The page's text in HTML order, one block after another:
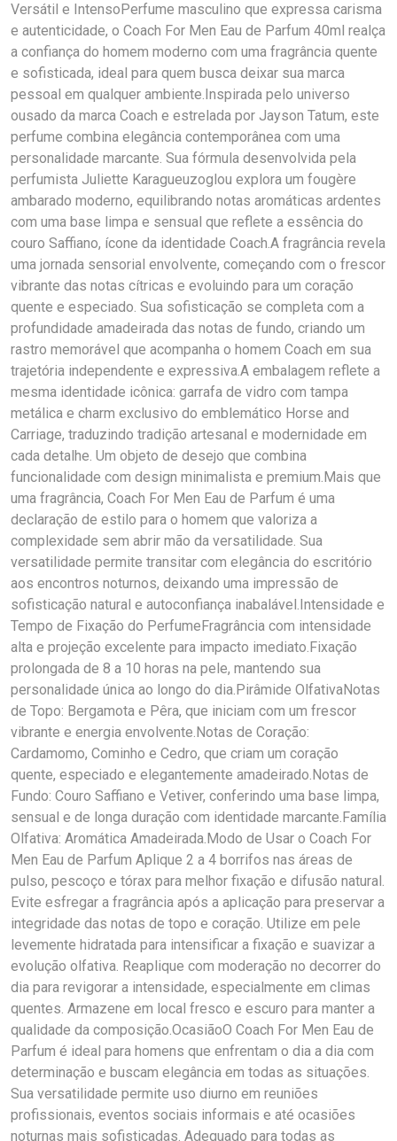
Versátil e IntensoPerfume masculino que expressa carisma
e autenticidade, o Coach For Men Eau de Parfum 40ml realça
a confiança do homem moderno com uma fragrância quente
e sofisticada, ideal para quem busca deixar sua marca
pessoal em qualquer ambiente.Inspirada pelo universo
ousado da marca Coach e estrelada por Jayson Tatum, este
perfume combina elegância contemporânea com uma
personalidade marcante. Sua fórmula desenvolvida pela
perfumista Juliette Karagueuzoglou explora um fougère
ambarado moderno, equilibrando notas aromáticas ardentes
com uma base limpa e sensual que reflete a essência do
couro Saffiano, ícone da identidade Coach.A fragrância revela
uma jornada sensorial envolvente, começando com o frescor
vibrante das notas cítricas e evoluindo para um coração
quente e especiado. Sua sofisticação se completa com a
profundidade amadeirada das notas de fundo, criando um
rastro memorável que acompanha o homem Coach em sua
trajetória independente e expressiva.A embalagem reflete a
mesma identidade icônica: garrafa de vidro com tampa
metálica e charm exclusivo do emblemático Horse and
Carriage, traduzindo tradição artesanal e modernidade em
cada detalhe. Um objeto de desejo que combina
funcionalidade com design minimalista e premium.Mais que
uma fragrância, Coach For Men Eau de Parfum é uma
declaração de estilo para o homem que valoriza a
complexidade sem abrir mão da versatilidade. Sua
versatilidade permite transitar com elegância do escritório
aos encontros noturnos, deixando uma impressão de
sofisticação natural e autoconfiança inabalável.Intensidade e
Tempo de Fixação do PerfumeFragrância com intensidade
alta e projeção excelente para impacto imediato.Fixação
prolongada de 8 a 10 horas na pele, mantendo sua
personalidade única ao longo do dia.Pirâmide OlfativaNotas
de Topo: Bergamota e Pêra, que iniciam com um frescor
vibrante e energia envolvente.Notas de Coração:
Cardamomo, Cominho e Cedro, que criam um coração
quente, especiado e elegantemente amadeirado.Notas de
Fundo: Couro Saffiano e Vetiver, conferindo uma base limpa,
sensual e de longa duração com identidade marcante.Família
Olfativa: Aromática Amadeirada.Modo de Usar o Coach For
Men Eau de Parfum Aplique 2 a 4 borrifos nas áreas de
pulso, pescoço e tórax para melhor fixação e difusão natural.
Evite esfregar a fragrância após a aplicação para preservar a
integridade das notas de topo e coração. Utilize em pele
levemente hidratada para intensificar a fixação e suavizar a
evolução olfativa. Reaplique com moderação no decorrer do
dia para revigorar a intensidade, especialmente em climas
quentes. Armazene em local fresco e escuro para manter a
qualidade da composição.OcasiãoO Coach For Men Eau de
Parfum é ideal para homens que enfrentam o dia a dia com
determinação e buscam elegância em todas as situações.
Sua versatilidade permite uso diurno em reuniões
profissionais, eventos sociais informais e até ocasiões
noturnas mais sofisticadas. Adequado para todas as